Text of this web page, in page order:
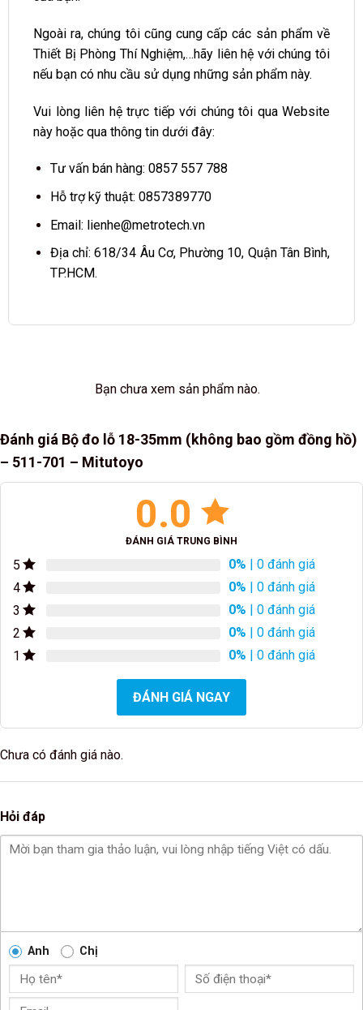
Ngoài ra, chúng tôi cũng cung cấp các sản phẩm về
Thiết Bị Phòng Thí Nghiệm,…hãy liên hệ với chúng tôi
nếu bạn có nhu cầu sử dụng những sản phẩm này.
Vui lòng liên hệ trực tiếp với chúng tôi qua Website
này hoặc qua thông tin dưới đây:
Tư vấn bán hàng: 0857 557 788
Hỗ trợ kỹ thuật: 0857389770
Email: lienhe@metrotech.vn
Địa chỉ: 618/34 Âu Cơ, Phường 10, Quận Tân Bình,
TP.HCM.
Bạn chưa xem sản phẩm nào.
Đánh giá Bộ đo lỗ 18-35mm (không bao gồm đồng hồ)
– 511-701 – Mitutoyo
0.0
ĐÁNH GIÁ TRUNG BÌNH
5 0% | 0 đánh giá
4
0% | 0 đánh giá
3
0% | 0 đánh giá
2
0% | 0 đánh giá
1
0% | 0 đánh giá
ĐÁNH GIÁ NGAY
Chưa có đánh giá nào.
Hỏi đáp
Anh Chị